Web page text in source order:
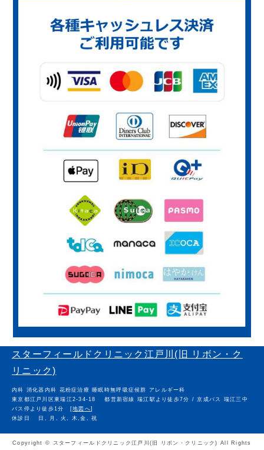
スターフィールドクリニック江戸川(旧 リボン・ク
リニック)
内科 消化器内科 花粉症治療 睡眠時無呼吸症候群 アレルギー科
東京都江戸川区東瑞江2-34-18
都営新宿線 瑞江駅より徒歩7分 / 京成バス 瑞江三中
バス停より徒歩1分 [地図へ]
休診日
日, 月, 火, 木,金, 祝
Copyright © スターフィールドクリニック江戸川(旧 リボン・クリニック) All Rights